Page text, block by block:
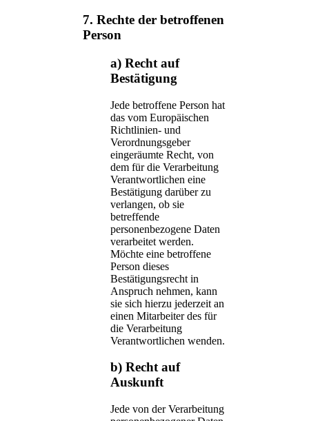
7. Rechte der betroffenen
Person
a) Recht auf
Bestätigung
Jede betroffene Person hat
das vom Europäischen
Richtlinien- und
Verordnungsgeber
eingeräumte Recht, von
dem für die Verarbeitung
Verantwortlichen eine
Bestätigung darüber zu
verlangen, ob sie
betreffende
personenbezogene Daten
verarbeitet werden.
Möchte eine betroffene
Person dieses
Bestätigungsrecht in
Anspruch nehmen, kann
sie sich hierzu jederzeit an
einen Mitarbeiter des für
die Verarbeitung
Verantwortlichen wenden.
b) Recht auf
Auskunft
Jede von der Verarbeitung